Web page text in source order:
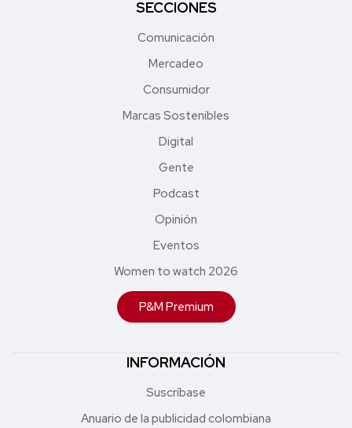
SECCIONES
Comunicación
Mercadeo
Consumidor
Marcas Sostenibles
Digital
Gente
Podcast
Opinión
Eventos
Women to watch 2026
P&M Premium
INFORMACIÓN
Suscríbase
Anuario de la publicidad colombiana